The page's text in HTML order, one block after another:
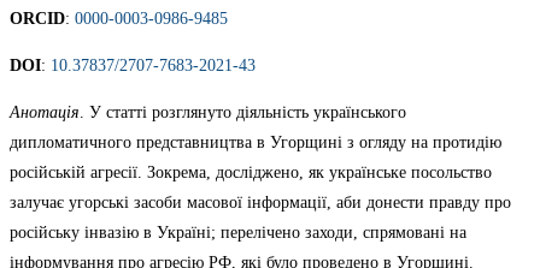
ORCID: 0000-0003-0986-9485
DOI: 10.37837/2707-7683-2021-43
Анотація. У статті розглянуто діяльність українського
дипломатичного представництва в Угорщині з огляду на протидію
російській агресії. Зокрема, досліджено, як українське посольство
залучає угорські засоби масової інформації, аби донести правду про
російську інвазію в Україні; перелічено заходи, спрямовані на
інформування про агресію РФ, які було проведено в Угорщині.